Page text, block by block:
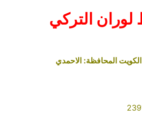
لوران التركي
الكويت المحافظة: الاحمدي